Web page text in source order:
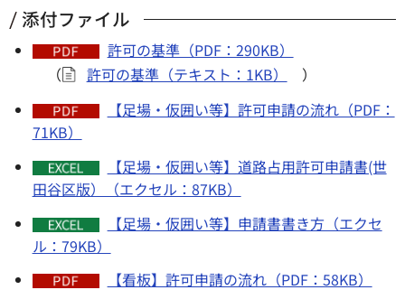
添付ファイル
許可の基準（PDF：290KB）
（
許可の基準（テキスト：1KB）
）
【足場・仮囲い等】許可申請の流れ（PDF：
71KB）
【足場・仮囲い等】道路占用許可申請書(世
田谷区版）（エクセル：87KB）
【足場・仮囲い等】申請書書き方（エクセ
ル：79KB）
【看板】許可申請の流れ（PDF：58KB）